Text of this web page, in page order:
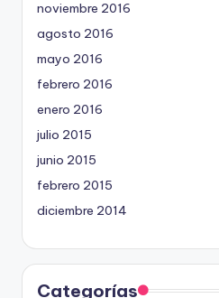
noviembre 2016
agosto 2016
mayo 2016
febrero 2016
enero 2016
julio 2015
junio 2015
febrero 2015
diciembre 2014
Categorías